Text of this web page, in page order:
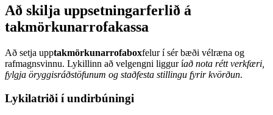
Að skilja uppsetningarferlið á
takmörkunarrofakassa
Að setja upptakmörkunarrofaboxfelur í sér bæði vélræna og
rafmagnsvinnu. Lykillinn að velgengni liggur íað nota rétt verkfæri,
fylgja öryggisráðstöfunum og staðfesta stillingu fyrir kvörðun.
Lykilatriði í undirbúningi